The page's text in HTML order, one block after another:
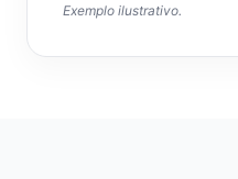
Exemplo ilustrativo.